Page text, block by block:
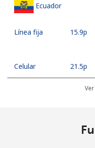
Ecuador
Línea fija ⁦15.9p⁩
Celular ⁦21.5p⁩
⁦10.9p⁩